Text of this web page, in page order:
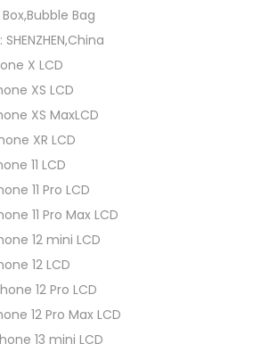
Bag
SHENZHEN,China
X LCD
XS LCD
XS MaxLCD
XR LCD
11 LCD
11 Pro LCD
11 Pro Max LCD
12 mini LCD
12 LCD
12 Pro LCD
12 Pro Max LCD
13 mini LCD